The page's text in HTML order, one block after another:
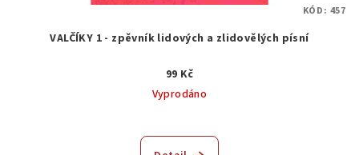
VALČÍKY 1 - zpěvník lidových a zlidovělých písní
99 Kč
Vyprodáno
KÓD: 457